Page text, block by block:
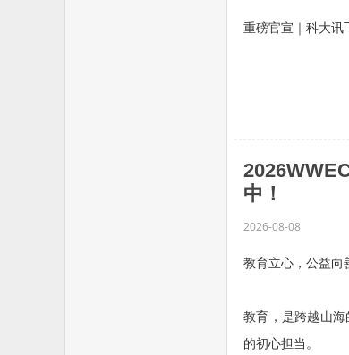
重磅官宣｜科大讯
重磅官宣：科大讯
中！
2026-08-08
教育立心，公益向
教育，是跨越山
的初心担当。